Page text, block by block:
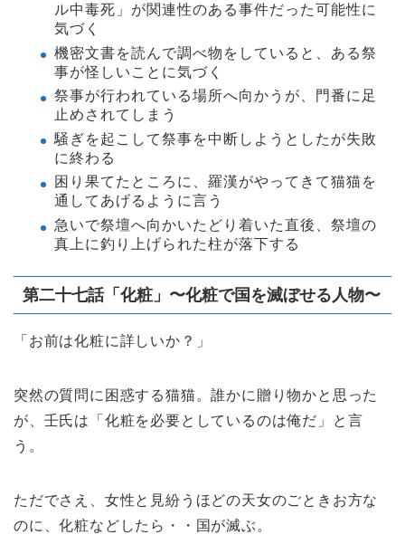
ル中毒死」が関連性のある事件だった可能性に
気づく
機密文書を読んで調べ物をしていると、ある祭
事が怪しいことに気づく
祭事が行われている場所へ向かうが、門番に足
止めされてしまう
騒ぎを起こして祭事を中断しようとしたが失敗
に終わる
困り果てたところに、羅漢がやってきて猫猫を
通してあげるように言う
急いで祭壇へ向かいたどり着いた直後、祭壇の
真上に釣り上げられた柱が落下する
第二十七話「化粧」〜化粧で国を滅ぼせる人物〜
「お前は化粧に詳しいか？」
突然の質問に困惑する猫猫。誰かに贈り物かと思った
が、壬氏は「化粧を必要としているのは俺だ」と言
う。
ただでさえ、女性と見紛うほどの天女のごときお方な
のに、化粧などしたら・・国が滅ぶ。